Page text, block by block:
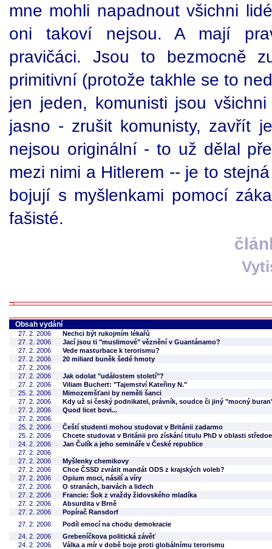
mne mohli napadnout všichni
oni takoví nejsou. A mají
pravičáci. Jsou to bezmocně
primitivní (protože takhle se to
jen jeden, komunisti jsou
jasno - zrušit komunisty, zavřít
nejsou originální - to už dělal
mezi nimi a Hitlerem -- je to
bojují s myšlenkami pomocí
fašisté.
Obsah vydání
27. 2. 2006
Nechci být rukojmím lékařů
27. 2. 2006
Jací jsou ti "muslimové" věznění v Guantánamo?
27. 2. 2006
Vede masturbace k terorismu?
27. 2. 2006
20 miliard buněk šedé hmoty
27. 2. 2006
27. 2. 2006
Jak odolat "událostem století"?
27. 2. 2006
Viliam Buchert: "Tajemství Kateřiny N."
25. 2. 2006
Mimozemšťani by neměli šanci
27. 2. 2006
Kdy už si český podnikatel, právník, soudce či jiný "mocný
27. 2. 2006
Quod licet bovi...
27. 2. 2006
25. 2. 2006
Čeští studenti mohou studovat v Británii zadarmo
25. 2. 2006
Chcete studovat v Británii pro získání titulu PhD v oblasti
24. 2. 2006
Jan Čulík a jeho semináře v České republice
27. 2. 2006
27. 2. 2006
Myšlenky chemikovy
27. 2. 2006
Chce ČSSD zvrátit mandát ODS z krajských voleb?
27. 2. 2006
Opium moci, násilí a víry
27. 2. 2006
O stranách, barvách a lidech
27. 2. 2006
Francie: Šok z vraždy židovského mladíka
27. 2. 2006
Absurdita v Brně
27. 2. 2006
Popírač Ransdorf
27. 2. 2006
Podíl emocí na chodu demokracie
24. 2. 2006
Grebeníčkova politická závěť
24. 2. 2006
Válka a mír v době boje proti globálnímu terorismu